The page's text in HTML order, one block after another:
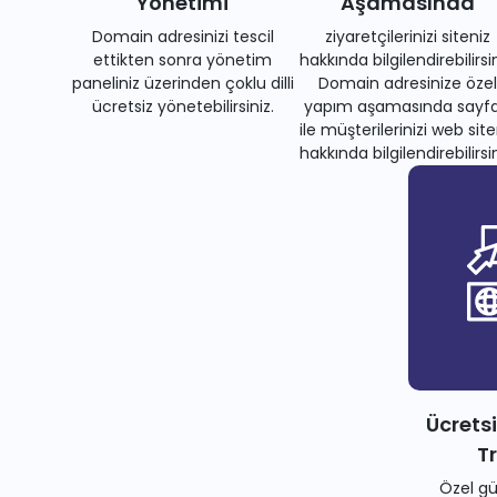
Domain adresinizi tescil
ettikten sonra yönetim
paneliniz üzerinden çoklu dilli
ücretsiz yönetebilirsiniz.
ziyaretçilerinizi siteniz
hakkında
Domain adresinize özel
yapım aşamasında
ile müşterilerinizi web
hakkında
Özel